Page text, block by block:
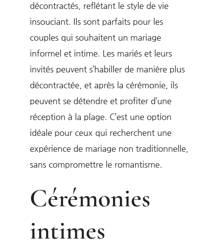
décontractés, reflétant le style de vie
insouciant. Ils sont parfaits pour les
couples qui souhaitent un mariage
informel et intime. Les mariés et leurs
invités peuvent s’habiller de manière plus
décontractée, et après la cérémonie, ils
peuvent se détendre et profiter d’une
réception à la plage. C’est une option
idéale pour ceux qui recherchent une
expérience de mariage non traditionnelle,
sans compromettre le romantisme.
Cérémonies
intimes